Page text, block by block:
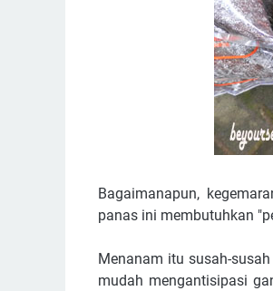
Bagaimanapun,
panas ini membutuhkan
Menanam itu susah-
mudah mengantisipasi